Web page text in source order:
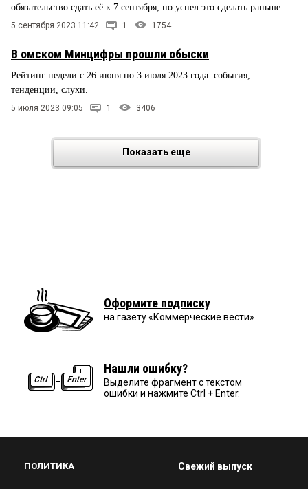
обязательство сдать её к 7 сентября, но успел это сделать раньше
5 сентября 2023 11:42 1 1754
В омском Минцифры прошли обыски
Рейтинг недели с 26 июня по 3 июля 2023 года: события,
тенденции, слухи.
5 июля 2023 09:05 1 3406
Показать еще
Оформите подписку
на газету «Коммерческие вести»
Нашли ошибку?
Выделите фрагмент с текстом
ошибки и нажмите Ctrl + Enter.
ПОЛИТИКА Свежий выпуск